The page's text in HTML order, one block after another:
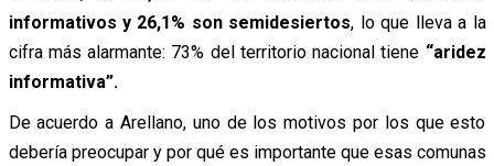
informativos y 26,1% son semidesiertos, lo que lleva a la
cifra más alarmante: 73% del territorio nacional tiene “aridez
informativa”.
De acuerdo a Arellano, uno de los motivos por los que esto
debería preocupar y por qué es importante que esas comunas